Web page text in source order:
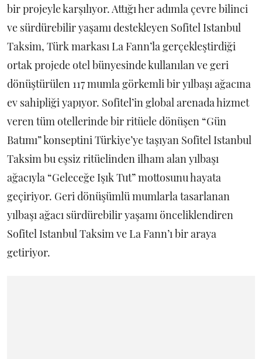
bir projeyle karşılıyor. Attığı her adımla çevre bilinci
ve sürdürebilir yaşamı destekleyen Sofitel Istanbul
Taksim, Türk markası La Fann’la gerçekleştirdiği
ortak projede otel bünyesinde kullanılan ve geri
dönüştürülen 117 mumla görkemli bir yılbaşı ağacına
ev sahipliği yapıyor. Sofitel’in global arenada hizmet
veren tüm otellerinde bir ritüele dönüşen “Gün
Batımı” konseptini Türkiye’ye taşıyan Sofitel Istanbul
Taksim bu eşsiz ritüelinden ilham alan yılbaşı
ağacıyla “Geleceğe Işık Tut” mottosunu hayata
geçiriyor. Geri dönüşümlü mumlarla tasarlanan
yılbaşı ağacı sürdürebilir yaşamı önceliklendiren
Sofitel Istanbul Taksim ve La Fann’ı bir araya
getiriyor.